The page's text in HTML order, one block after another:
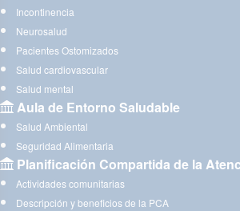
Incontinencia
Neurosalud
Pacientes Ostomizados
Salud cardiovascular
Salud mental
Aula de Entorno Saludable
Salud Ambiental
Seguridad Alimentaria
Planificación Compartida de la
Actividades comunitarias
Descripción y beneficios de la PCA